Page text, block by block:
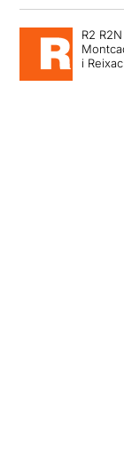
R2 R2N
i Reixac